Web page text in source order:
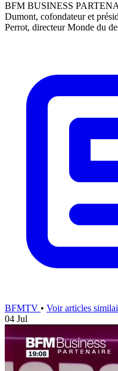
BFM BUSINESS
Dumont, cofondateur et
Perrot, directeur Monde du
BFMTV • Voir articles
04 Jul